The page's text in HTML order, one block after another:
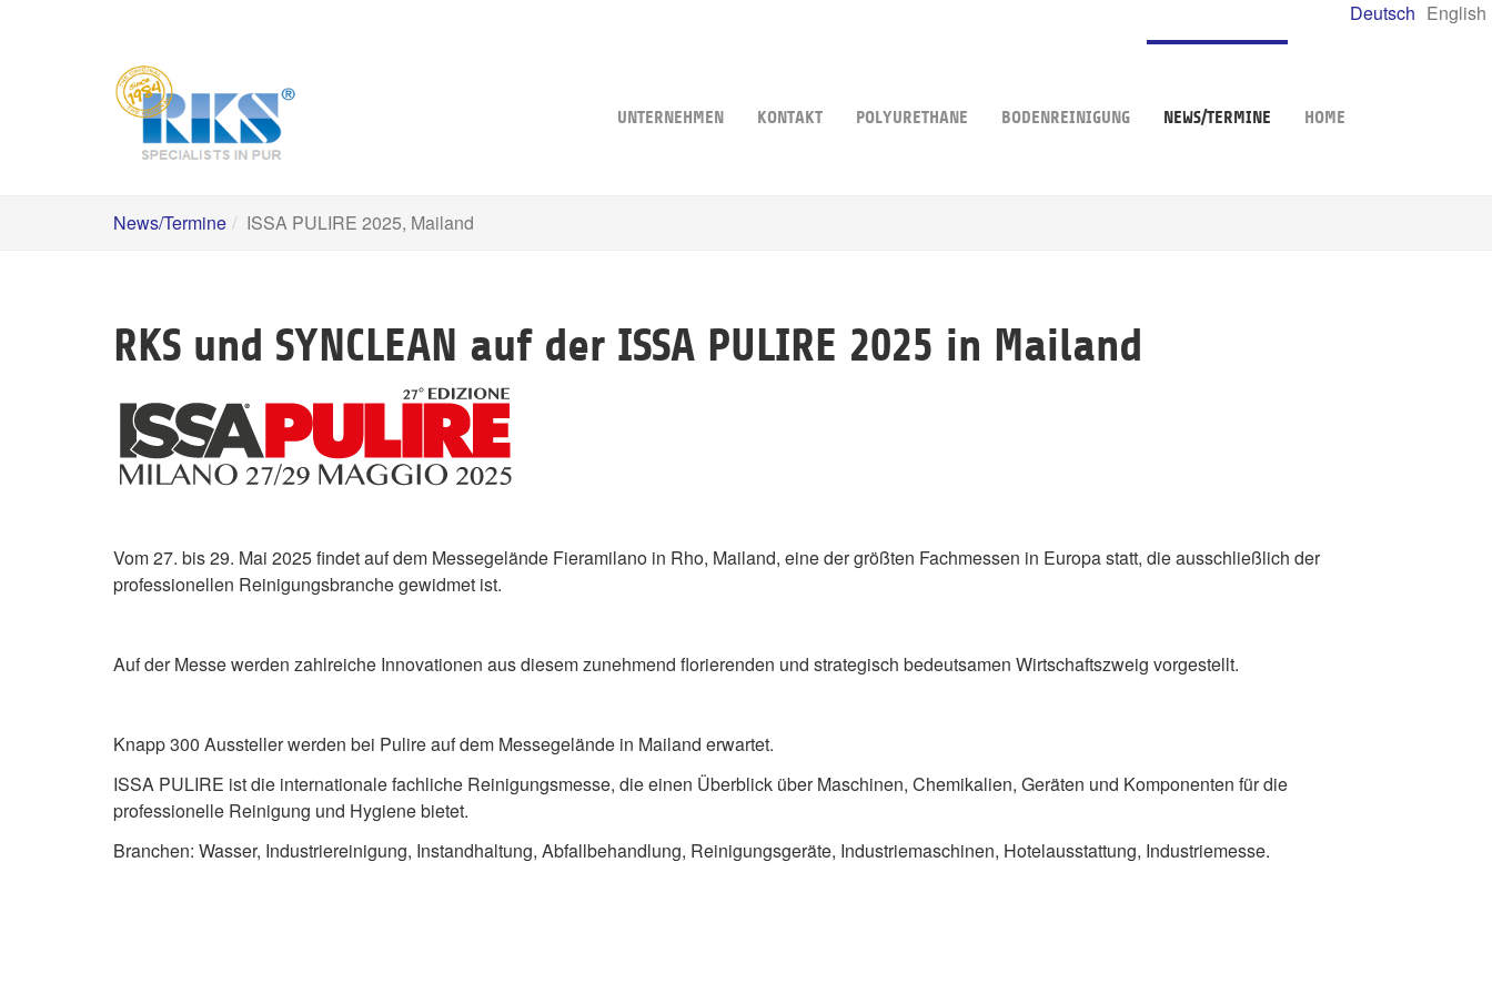
Deutsch English
UNTERNEHMEN KONTAKT POLYURETHANE BODENREINIGUNG NEWS/TERMINE HOME
News/Termine ISSA PULIRE 2025, Mailand
RKS und SYNCLEAN auf der ISSA PULIRE 2025 in Mailand
Vom 27. bis 29. Mai 2025 findet auf dem Messegelände Fieramilano in Rho, Mailand, eine der größten Fachmessen in Europa statt, die ausschließlich der
professionellen Reinigungsbranche gewidmet ist.
Auf der Messe werden zahlreiche Innovationen aus diesem zunehmend florierenden und strategisch bedeutsamen Wirtschaftszweig vorgestellt.
Knapp 300 Aussteller werden bei Pulire auf dem Messegelände in Mailand erwartet.
ISSA PULIRE ist die internationale fachliche Reinigungsmesse, die einen Überblick über Maschinen, Chemikalien, Geräten und Komponenten für die
professionelle Reinigung und Hygiene bietet.
Branchen: Wasser, Industriereinigung, Instandhaltung, Abfallbehandlung, Reinigungsgeräte, Industriemaschinen, Hotelausstattung, Industriemesse.